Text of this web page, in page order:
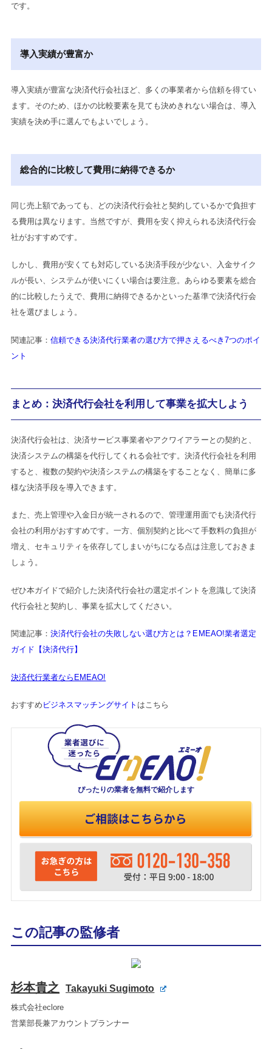
です。
導入実績が豊富か
導入実績が豊富な決済代行会社ほど、多くの事業者から信頼を得てい
ます。そのため、ほかの比較要素を見ても決めきれない場合は、導入
実績を決め手に選んでもよいでしょう。
総合的に比較して費用に納得できるか
同じ売上額であっても、どの決済代行会社と契約しているかで負担す
る費用は異なります。当然ですが、費用を安く抑えられる決済代行会
社がおすすめです。
しかし、費用が安くても対応している決済手段が少ない、入金サイク
ルが長い、システムが使いにくい場合は要注意。あらゆる要素を総合
的に比較したうえで、費用に納得できるかといった基準で決済代行会
社を選びましょう。
関連記事：信頼できる決済代行業者の選び方で押さえるべき7つのポイ
ント
まとめ：決済代行会社を利用して事業を拡大しよう
決済代行会社は、決済サービス事業者やアクワイアラーとの契約と、
決済システムの構築を代行してくれる会社です。決済代行会社を利用
すると、複数の契約や決済システムの構築をすることなく、簡単に多
様な決済手段を導入できます。
また、売上管理や入金日が統一されるので、管理運用面でも決済代行
会社の利用がおすすめです。一方、個別契約と比べて手数料の負担が
増え、セキュリティを依存してしまいがちになる点は注意しておきま
しょう。
ぜひ本ガイドで紹介した決済代行会社の選定ポイントを意識して決済
代行会社と契約し、事業を拡大してください。
関連記事：決済代行会社の失敗しない選び方とは？EMEAO!業者選定
ガイド【決済代行】
決済代行業者ならEMEAO!
おすすめ ビジネスマッチングサイト はこちら
ぴったりの業者を無料で紹介します
この記事の監修者
杉本貴之 Takayuki Sugimoto
株式会社eclore
営業部長兼アカウントプランナー